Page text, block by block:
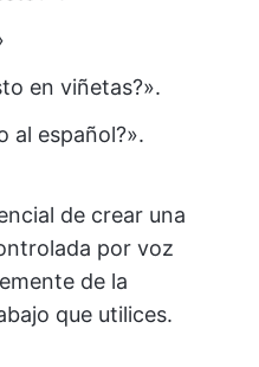
en viñetas?».
al español?».
de crear una
por voz
de la
que utilices.